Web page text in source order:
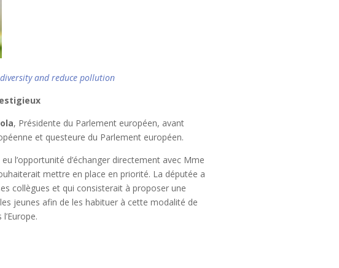
and reduce pollution
, Présidente du Parlement européen, avant
et questeure du Parlement européen.
l’opportunité d’échanger directement avec Mme
mettre en place en priorité. La députée a
collègues et qui consisterait à proposer une
jeunes afin de les habituer à cette modalité de